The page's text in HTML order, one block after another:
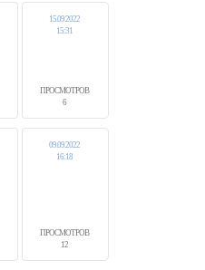
ПРОСМОТРОВ
6
15.09.2022
15:31
ПРОСМОТРОВ
12
09.09.2022
16:18